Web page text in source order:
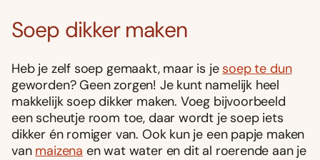
Soep dikker maken
Heb je zelf soep gemaakt, maar is je soep te dun
geworden? Geen zorgen! Je kunt namelijk heel
makkelijk soep dikker maken. Voeg bijvoorbeeld
een scheutje room toe, daar wordt je soep iets
dikker én romiger van. Ook kun je een papje maken
van maizena en wat water en dit al roerende aan je